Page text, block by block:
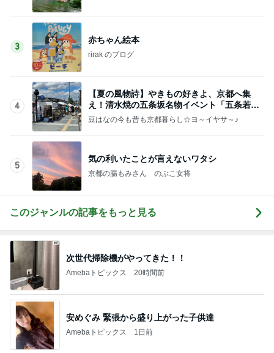
3
赤ちゃん絵本
rirak のブログ
4
【夏の風物詩】やきもの好きよ、京都へ集
え！清水焼の五条坂名物イベント「五条若宮
陶器祭」
豆はなの今も昔も京都暮らし☆ヨ～イヤサ～♪
5
気の利いたことが言えないワタシ
京都の腸もみさん のぶこ女将
このジャンルの記事をもっと見る
次世代掃除機がやってきた！！
Amebaトピックス 20時間前
安めぐみ 緊張から盛り上がった子供達
Amebaトピックス 1日前